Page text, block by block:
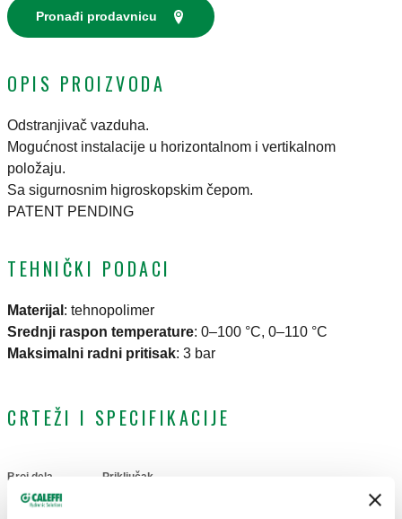
Pronađi prodavnicu
OPIS PROIZVODA
Odstranjivač vazduha.
Mogućnost instalacije u horizontalnom i vertikalnom
položaju.
Sa sigurnosnim higroskopskim čepom.
PATENT PENDING
TEHNIČKI PODACI
Materijal : tehnopolimer
Srednji raspon temperature: 0–100 °C, 0–110 °C
Maksimalni radni pritisak: 3 bar
CRTEŽI I SPECIFIKACIJE
Broj dela Priključak